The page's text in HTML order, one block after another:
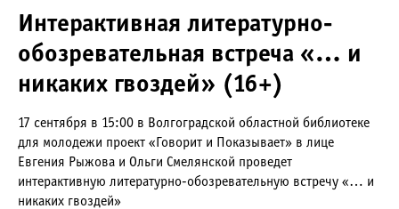
Интерактивная литературно-
обозревательная встреча «… и
никаких гвоздей» (16+)
17 сентября в 15:00 в Волгоградской областной библиотеке
для молодежи​ проект «Говорит и Показывает» в лице
Евгения Рыжова и Ольги Смелянской проведет
интерактивную литературно-обозревательную​ встречу «…​ и
никаких гвоздей»